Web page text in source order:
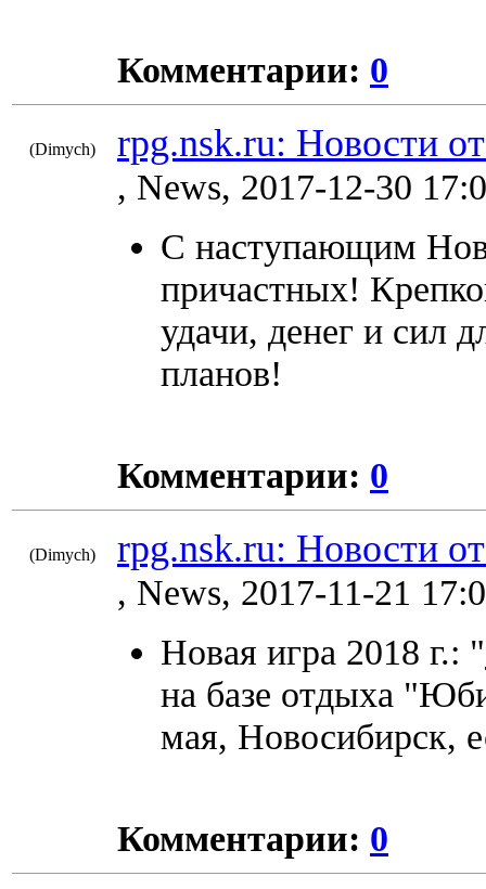
Комментарии: 0
(Dimych) rpg.nsk.ru: Новости
, News, 2017-12-30
С наступающим
причастных!
удачи, денег и сил
планов!
Комментарии: 0
(Dimych) rpg.nsk.ru: Новости
, News, 2017-11-21
Новая игра 2018 г.: "
на базе отдыха
мая, Новосибирск,
Комментарии: 0